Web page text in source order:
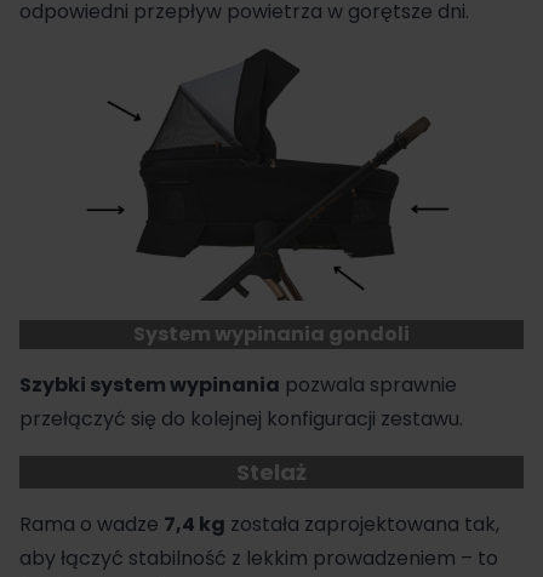
odpowiedni przepływ powietrza w gorętsze dni.
System wypinania gondoli
Szybki system wypinania pozwala sprawnie
przełączyć się do kolejnej konfiguracji zestawu.
Stelaż
Rama o wadze 7,4 kg została zaprojektowana tak,
aby łączyć stabilność z lekkim prowadzeniem – to